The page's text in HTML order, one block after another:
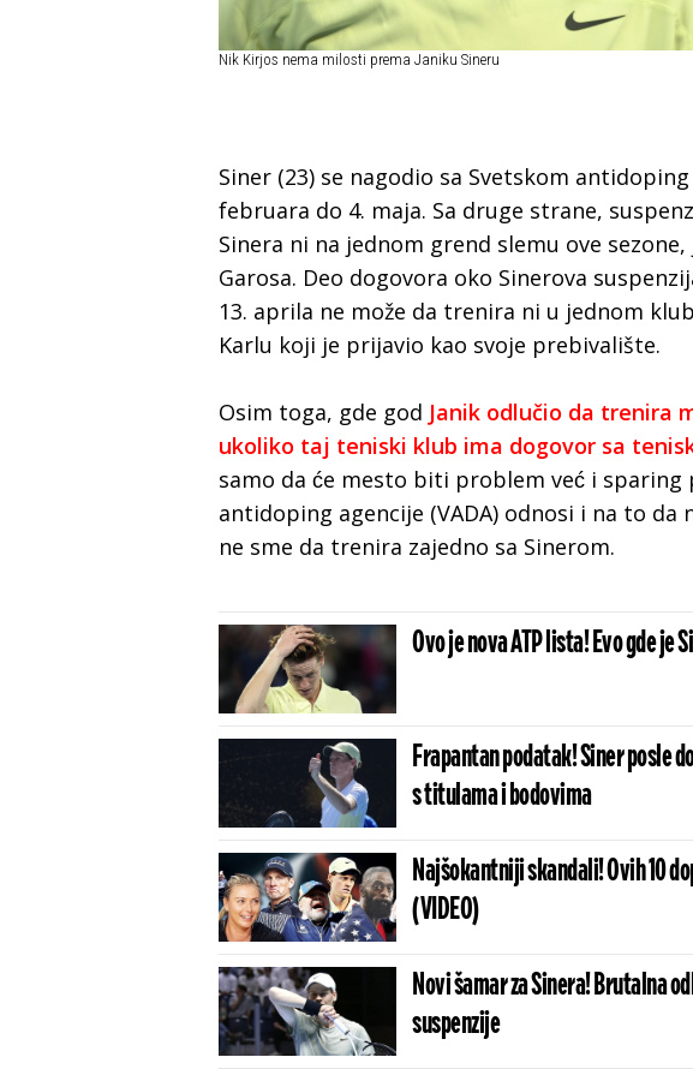
Nik Kirjos nema milosti prema Janiku Sineru
Siner (23) se nagodio sa Svetskom
februara do 4. maja. Sa druge strane,
Sinera ni na jednom grend slemu ove
Garosa. Deo dogovora oko Sinerova
13. aprila ne može da trenira ni u jednom
Karlu koji je prijavio kao svoje prebivalište.
Osim toga, gde god Janik odlučio da trenira
ukoliko taj teniski klub ima dogovor sa
samo da će mesto biti problem već i sparing
antidoping agencije (VADA) odnosi i na to
ne sme da trenira zajedno sa Sinerom.
Ovo je nova ATP lista! Evo gde
Frapantan podatak! Siner posle
s titulama i bodovima
Najšokantniji skandali! Ovih 10
(VIDEO)
Novi šamar za Sinera! Brutalna
suspenzije